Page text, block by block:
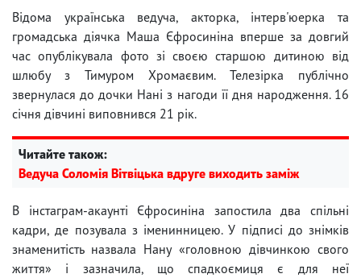
Відома українська ведуча, акторка, інтерв'юерка та
громадська діячка Маша Єфросиніна вперше за довгий
час опублікувала фото зі своєю старшою дитиною від
шлюбу з Тимуром Хромаєвим. Телезірка публічно
звернулася до дочки Нані з нагоди її дня народження. 16
січня дівчині виповнився 21 рік.
Читайте також:
Ведуча Соломія Вітвіцька вдруге виходить заміж
В інстаграм-акаунті Єфросиніна запостила два спільні
кадри, де позувала з іменинницею. У підписі до знімків
знаменитість назвала Нану «головною дівчинкою свого
життя» і зазначила, що спадкоємиця є для неї